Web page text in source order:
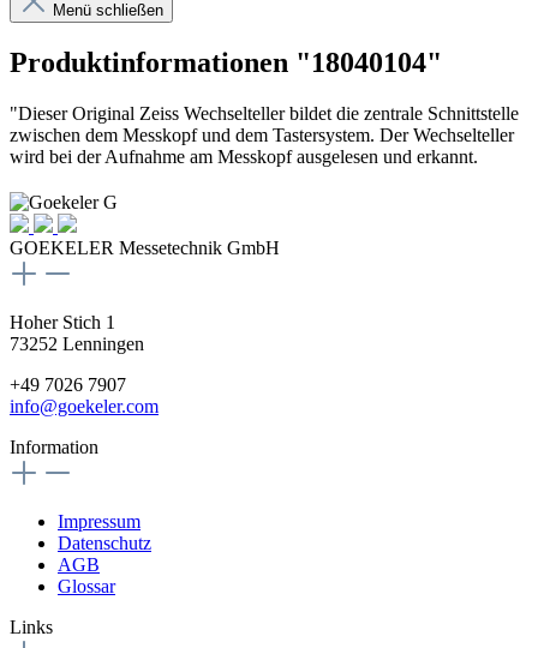
Menü schließen
Produktinformationen "18040104"
"Dieser Original Zeiss Wechselteller bildet die zentrale Schnittstelle
zwischen dem Messkopf und dem Tastersystem. Der Wechselteller
wird bei der Aufnahme am Messkopf ausgelesen und erkannt.
GOEKELER Messetechnik GmbH
Hoher Stich 1
73252 Lenningen
+49 7026 7907
info@goekeler.com
Information
Impressum
Datenschutz
AGB
Glossar
Links